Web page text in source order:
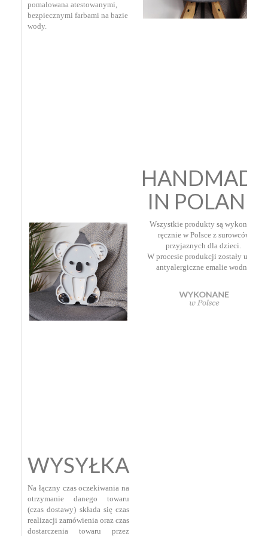
pomalowana atestowanymi,
bezpiecznymi farbami na bazie
wody.
HANDMADE
IN POLAND
Wszystkie produkty są wykonane
ręcznie w Polsce z surowców
przyjaznych dla dzieci.
W procesie produkcji zostały użyte
antyalergiczne emalie wodne.
WYSYŁKA
Na łączny czas oczekiwania na
otrzymanie danego towaru
(czas dostawy) składa się czas
realizacji zamówienia oraz czas
dostarczenia towaru przez